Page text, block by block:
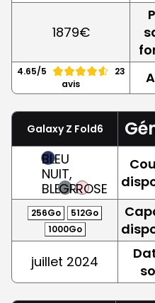
1879€
4.65/5
23
avis
Galaxy Z Fold6
BLEU
NUIT,
BLEUGRISROSE
256Go
512Go
1000Go
juillet 2024